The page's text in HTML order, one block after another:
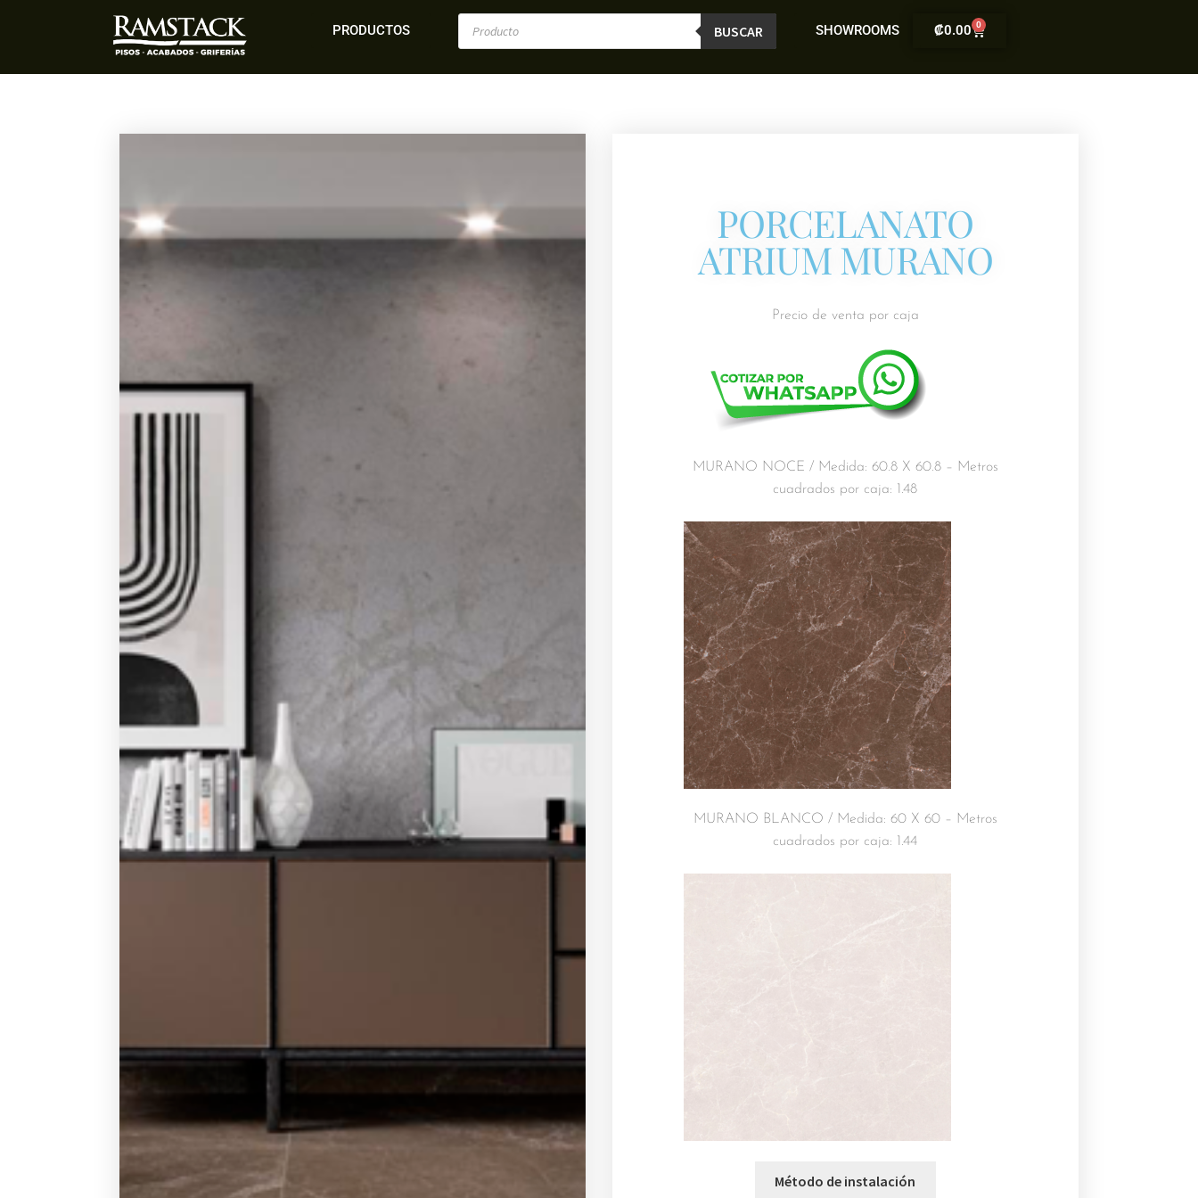
PRODUCTOS BUSCAR SHOWROOMS ₡0.00 0
PORCELANATO
ATRIUM MURANO
Precio de venta por caja
MURANO NOCE / Medida: 60.8 X 60.8 – Metros
cuadrados por caja: 1.48
MURANO BLANCO / Medida: 60 X 60 – Metros
cuadrados por caja: 1.44